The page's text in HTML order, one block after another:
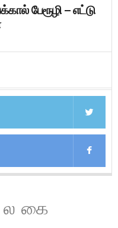
பேரூழி – எட்டு